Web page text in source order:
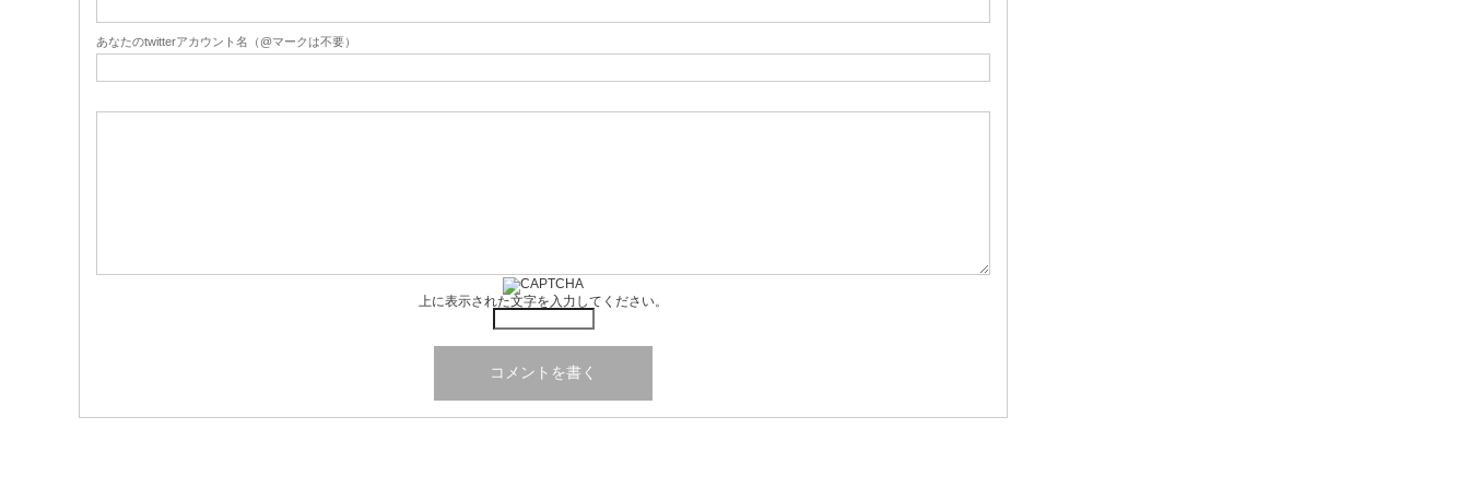
あなたのtwitterアカウント名（@マークは不要）
上に表示された文字を入力してください。